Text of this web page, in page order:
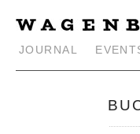
JOURNAL